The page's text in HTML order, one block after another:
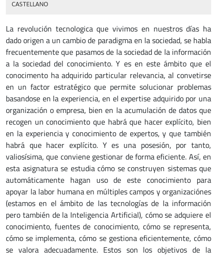
CASTELLANO
La revolución tecnologica que vivimos en nuestros días ha
dado origen a un cambio de paradigma en la sociedad, se habla
frecuentemente que pasamos de la sociedad de la información
a la sociedad del conocimiento. Y es en este ámbito que el
conocimento ha adquirido particular relevancia, al convetirse
en un factor estratégico que permite solucionar problemas
basandose en la experiencia, en el expertise adquirido por una
organización o empresa, bien en la acumulación de datos que
recogen un conocimiento que habrá que hacer explícito, bien
en la experiencia y conocimiento de expertos, y que también
habrá que hacer explícito. Y es una posesión, por tanto,
valiosísima, que conviene gestionar de forma eficiente. Así, en
esta asignatura se estudia cómo se construyen sistemas que
automáticamente hagan uso de este conocimiento para
apoyar la labor humana en múltiples campos y organizaciónes
(estamos en el ámbito de las tecnologías de la información
pero también de la Inteligencia Artificial), cómo se adquiere el
conocimiento, fuentes de conocimiento, cómo se representa,
cómo se implementa, cómo se gestiona eficientemente, cómo
se valora adecuadamente. Estos son los objetivos de la